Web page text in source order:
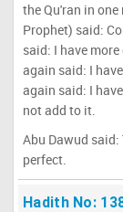
the Qu'ran in
Prophet) said:
said: I have
again said: I
again said: I
not add to it.
Abu Dawud
perfect.
Hadith No: